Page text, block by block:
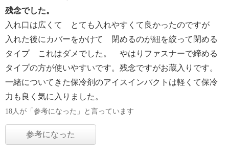
残念でした。
入れ口は広くて とても入れやすくて良かったのですが
入れた後にカバーをかけて 閉めるのが紐を絞って閉める
タイプ これはダメでした。 やはりファスナーで締める
タイプの方が使いやすいです。残念ですがお蔵入りです。
一緒についてきた保冷剤のアイスインパクトは軽くて保冷
力も良く気に入りました。
18人が「参考になった」と言っています
参考になった